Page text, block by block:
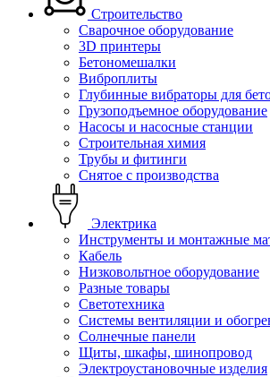
Строительство
Сварочное оборудование
3D принтеры
Бетономешалки
Виброплиты
Глубинные вибраторы для
Грузоподъемное оборудование
Насосы и насосные станции
Строительная химия
Трубы и фитинги
Снятое с производства
Электрика
Инструменты и монтажные
Кабель
Низковольтное оборудование
Разные товары
Светотехника
Системы вентиляции и
Солнечные панели
Щиты, шкафы, шинопровод
Электроустановочные изделия